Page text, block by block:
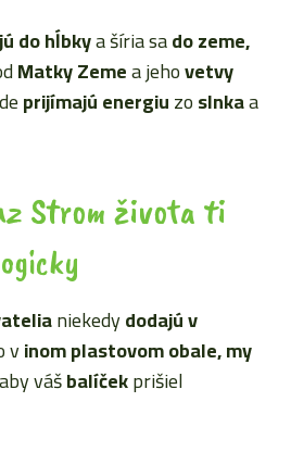
do hĺbkya šíria sado zeme,
Matky Zemea jehovetvy
prijímajú energiuzoslnkaa
Strom života ti
niekedydodajúv
vinom plastovom obale, my
aby vášbalíčekprišiel